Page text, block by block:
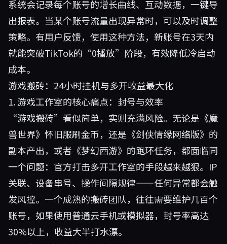
系统会记录每个账号的增长曲线、互动数据，一键导
出报表。当某个账号流量出现异常时，可以及时调整
策略。有用户反馈，使用这种方法，新账号在3天内
就能突破TikTok的“0播放”阶段，有效降低冷启动
成本。
游戏搬砖：24小时挂机与多开收益最大化
1. 游戏工作室的核心痛点：封号与效率
“游戏搬砖”看似简单，实则充满风险。无论是《魔
兽世界》怀旧服刷金币，还是《剑侠情缘网络版》的
副本产出，或者《梦幻西游》的跑环任务，都面临同
一个问题：官方打击多开工作室的手段越来越狠。IP
关联、设备串号、操作间隔规律——任何异常都会触
发风控。一个成熟的搬砖团队，往往需要维护几百个
账号，如果使用普通云手机或模拟器，封号率高达
30%以上，收益大半打水漂。